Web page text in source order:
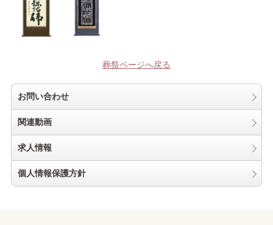
葬祭ページへ戻る
お問い合わせ
関連動画
求人情報
個人情報保護方針